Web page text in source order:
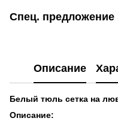
Спец. предложение
Описание
Белый тюль сетка на
Описание: